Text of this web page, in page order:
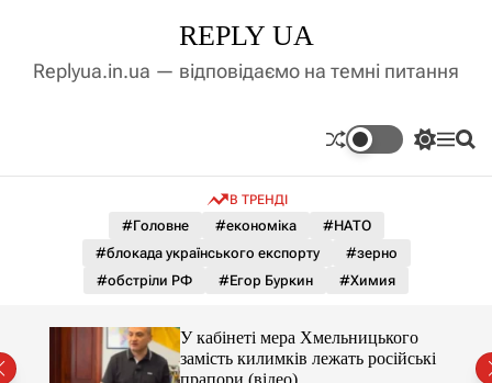
д
у
REPLY UA
Replyua.in.ua — відповідаємо на темні питання
П
к
а
о
л
ь
М П
В ТРЕНДІ
#Головне #економіка
#НАТО
#блокада українського експорту
#зерно
#обстріли РФ
#Егор Буркин #Химия
У кабінеті мера Хмельницького
замість килимків лежать російські